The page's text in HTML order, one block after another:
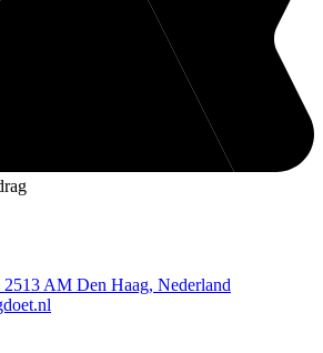
AM Den Haag, Nederland